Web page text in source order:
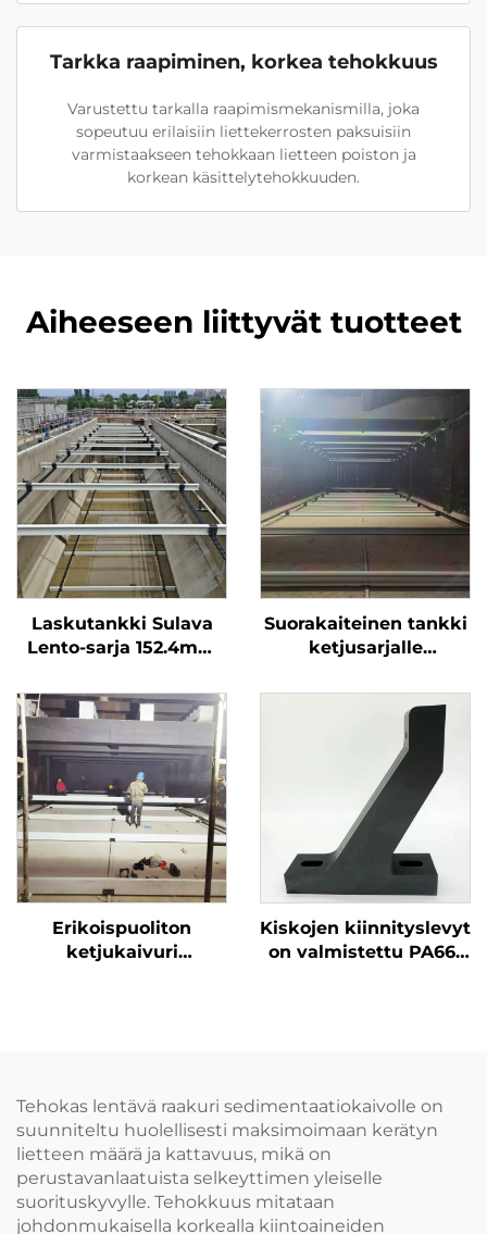
Tarkka raapiminen, korkea tehokkuus
Varustettu tarkalla raapimismekanismilla, joka
sopeutuu erilaisiin liettekerrosten paksuisiin
varmistaakseen tehokkaan lietteen poiston ja
korkean käsittelytehokkuuden.
Aiheeseen liittyvät tuotteet
Laskutankki Sulava
Lento-sarja 152.4mm
sarja
Suorakaiteinen tankki
ketjusarjalle
käsittelemiseksi, ei-
metallinen ketjusarja
liukkuvuuden
käsittelemiseksi
Erikoispuoliton
ketjukaivuri
Kiskojen kiinnityslevyt
on valmistettu PA66-
Tehokas lentävä raakuri sedimentaatiokaivolle on
suunniteltu huolellisesti maksimoimaan kerätyn
lietteen määrä ja kattavuus, mikä on
perustavanlaatuista selkeyttimen yleiselle
suorituskyvylle. Tehokkuus mitataan
johdonmukaisella korkealla kiintoaineiden